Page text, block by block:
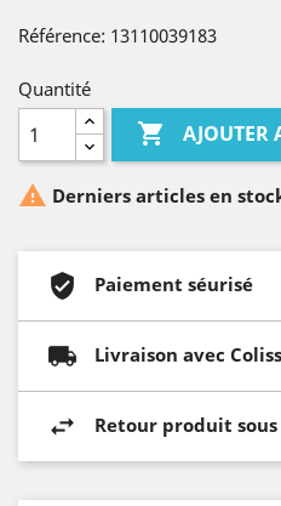
Référence: 13110039183
Quantité
 AJOUTER
 Derniers articles en
Paiement séurisé
Livraison avec
Retour produit sous